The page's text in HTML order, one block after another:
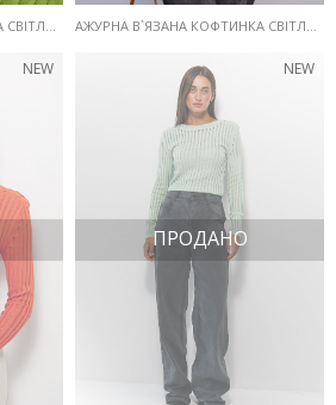
NEW NEW
ПРОДАНО